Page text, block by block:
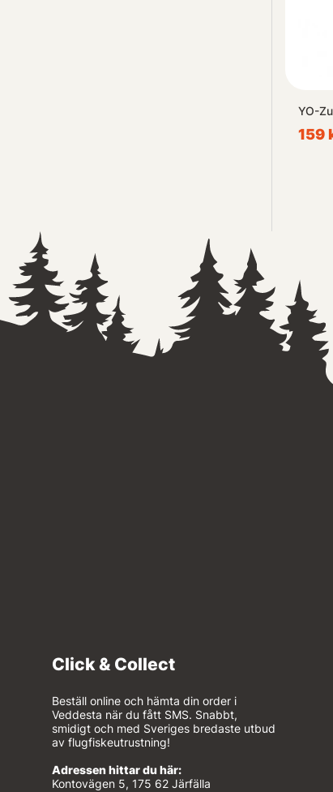
YO-
159
Click & Collect
Beställ online och hämta din order i
Veddesta när du fått SMS. Snabbt,
smidigt och med Sveriges bredaste utbud
av flugfiskeutrustning!
Adressen hittar du här:
Kontovägen 5, 175 62 Järfälla